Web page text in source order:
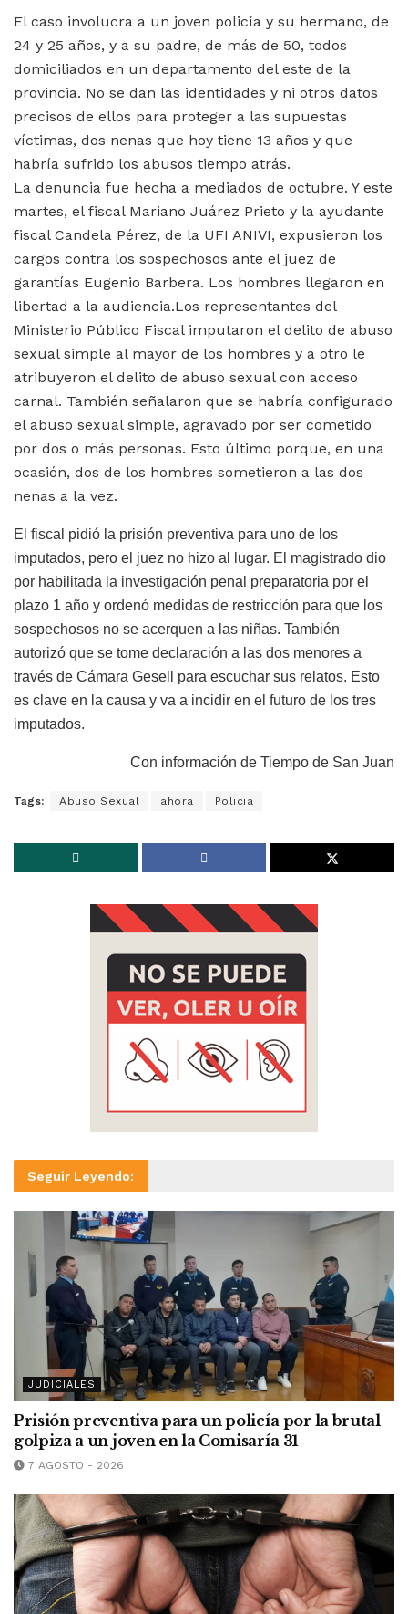
El caso involucra a un joven policía y su hermano, de
24 y 25 años, y a su padre, de más de 50, todos
domiciliados en un departamento del este de la
provincia. No se dan las identidades y ni otros datos
precisos de ellos para proteger a las supuestas
víctimas, dos nenas que hoy tiene 13 años y que
habría sufrido los abusos tiempo atrás.
La denuncia fue hecha a mediados de octubre. Y este
martes, el fiscal Mariano Juárez Prieto y la ayudante
fiscal Candela Pérez, de la UFI ANIVI, expusieron los
cargos contra los sospechosos ante el juez de
garantías Eugenio Barbera. Los hombres llegaron en
libertad a la audiencia.Los representantes del
Ministerio Público Fiscal imputaron el delito de abuso
sexual simple al mayor de los hombres y a otro le
atribuyeron el delito de abuso sexual con acceso
carnal. También señalaron que se habría configurado
el abuso sexual simple, agravado por ser cometido
por dos o más personas. Esto último porque, en una
ocasión, dos de los hombres sometieron a las dos
nenas a la vez.
El fiscal pidió la prisión preventiva para uno de los
imputados, pero el juez no hizo al lugar. El magistrado dio
por habilitada la investigación penal preparatoria por el
plazo 1 año y ordenó medidas de restricción para que los
sospechosos no se acerquen a las niñas. También
autorizó que se tome declaración a las dos menores a
través de Cámara Gesell para escuchar sus relatos. Esto
es clave en la causa y va a incidir en el futuro de los tres
imputados.
Con información de Tiempo de San Juan
Tags: Abuso Sexual ahora Policia
Seguir Leyendo:
JUDICIALES
Prisión preventiva para un policía por la brutal
golpiza a un joven en la Comisaría 31
7 AGOSTO - 2026